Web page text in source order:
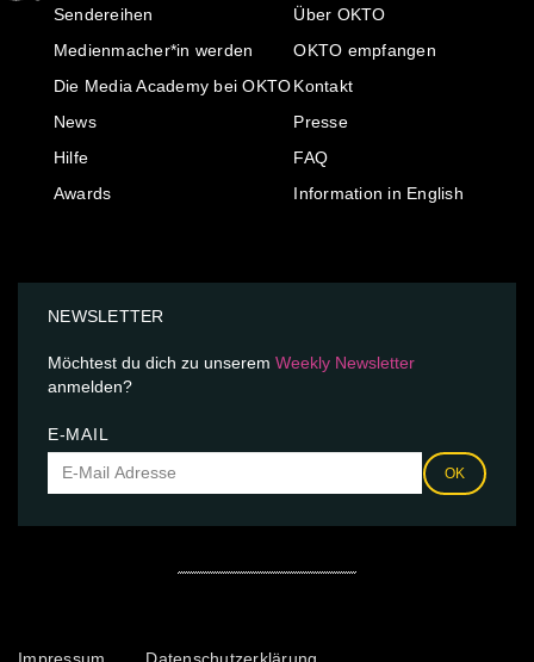
Sendereihen
Medienmacher*in werden
Die Media Academy bei OKTO
News
Hilfe
Awards
Über OKTO
OKTO empfangen
Kontakt
Presse
FAQ
Information in English
NEWSLETTER
Möchtest du dich zu unserem Weekly Newsletter
anmelden?
E-MAIL
OK